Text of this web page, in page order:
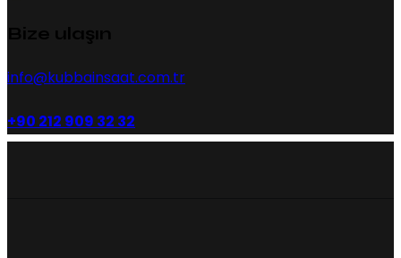
info@kubbainsaat.com.tr
+90 212 909 32 32